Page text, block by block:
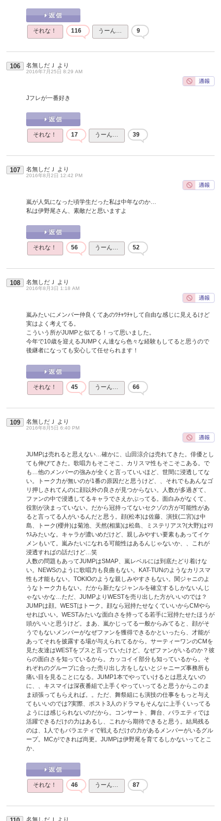
それな！ 116 うーん… 9
106 名無しだＪ より
2016年7月25日 8:29 AM
Jフレが一番好き
それな！ 17 うーん… 39
107 名無しだＪ より
2016年8月2日 12:42 PM
嵐が人気になった頃学生だった私は中年なのか…
私は伊野尾さん、素敵だと思いますよ
それな！ 56 うーん… 52
108 名無しだＪ より
2016年8月3日 1:18 AM
嵐みたいにメンバー仲良くてあのﾜﾁｬﾜﾁｬして自由な感じに見えるけど
実はよく考えてる。
こういう所がJUMPと似てる！って思いました。
今年で10歳を迎えるJUMPくん達なら色々な経験もしてると思うので
後継者になっても安心して任せられます！
それな！ 45 うーん… 66
109 名無しだＪ より
2016年8月5日 6:40 PM
JUMPは売れると思えない…確かに、山田涼介は売れてきた。俳優とし
ても伸びてきた。歌唱力もそこそこ、カリスマ性もそこそこある。で
も…他のメンバーの強みが全くと言っていいほど、世間に浸透してな
い。トーク力が無いのが1番の原因だと思うけど、、それでもあんなゴ
リ押しされてんのに顔以外の良さが見つからない。人数が多過ぎて、
ファンの中で浸透してるキャラでさえかぶってる。面白みがなくて、
役割が決まっていない。だから冠持ってないセクゾの方が可能性があ
ると言ってる人がいるんだと思う。顔(松本)は佐藤、演技(二宮)は中
島、トーク(櫻井)は菊池、天然(相葉)は松島、ミステリアス?(大野)はﾏﾘ
ｳｽみたいな。キャラが濃いめだけど、親しみやすい要素もあってイケ
メンもいて。嵐みたいになれる可能性はあるんじゃないか、、これが
浸透すればの話だけど…笑
人数の問題もあってJUMPはSMAP、嵐レベルには到底たどり着けな
い。NEWSのように歌唱力も良曲もない。KAT-TUNのようなカリスマ
性も才能もない。TOKIOのような親しみやすさもない。関ジャニのよ
うなトーク力もない。だから新たなジャンルを確立するしかないんじ
ゃないかな…ただ、JUMPよりWESTを売り出した方がいいのでは？
JUMPは顔。WESTはトーク。顔なら冠持たせなくていいからCMやら
せればいい。WESTみたいな面白さを持ってる若手に冠持たせたほうが
頭がいいと思うけど。まあ、嵐かじってる一般からみてると、顔がそ
うでもないメンバーがなぜファンを獲得できるかといったら、才能が
あってそれを披露する場が与えられてるから。サーティーワンのCMを
見た友達はWESTをブスと言っていたけど、なぜファンがいるのか？彼
らの面白さを知っているから。カッコイイ部分も知っているから。そ
れぞれのグループに合った売り出し方をしないとジャニーズ事務所も
痛い目を見ることになる。JUMP1本でやっていけるとは思えないの
に、、キスマイは深夜番組で上手くやっていってると思うからこのま
ま頑張ってもらえれば。。ただ、舞祭組にも演技の仕事をもっと与え
てもいいのでは?実際、ポスト3人のドラマもそんなに上手くいってる
ようには感じられないのだから。コンサート、舞台、バラエティでは
活躍できるだけの力はあるし、これから期待できると思う。結局残る
のは、1人でもバラエティで戦えるだけの力があるメンバーがいるグル
ープ。MCができれば尚更。JUMPは伊野尾を育てるしかないってとこ
か、
それな！ 46 うーん… 87
名無しだＪ より